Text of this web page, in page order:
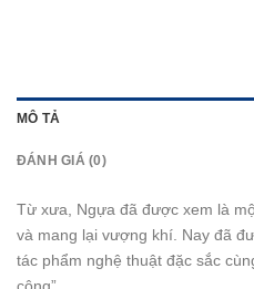
MÔ TẢ
ĐÁNH GIÁ (0)
Từ xưa, Ngựa đã được xem là
và mang lại vượng khí. Nay đã
tác phẩm nghệ thuật đặc sắc